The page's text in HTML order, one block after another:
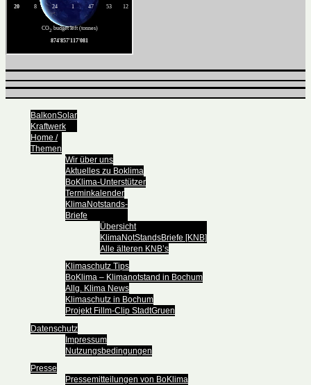
BalkonSolar
Kraftwerk
Home /
Themen
Wir über uns
Aktuelles zu Boklima
BoKlima-Unterstützer
Terminkalender
KlimaNotstands-
Briefe
Übersicht
KlimaNotStandsBriefe [KNB]
Alle älteren KNB’s
Klimaschutz Tips
BoKlima – Klimanotstand in Bochum
Allg. Klima News
Klimaschutz in Bochum
Projekt Fillm-Clip StadtGruen
Datenschutz
Impressum
Nutzungsbedingungen
Presse
Pressemitteilungen von BoKlima